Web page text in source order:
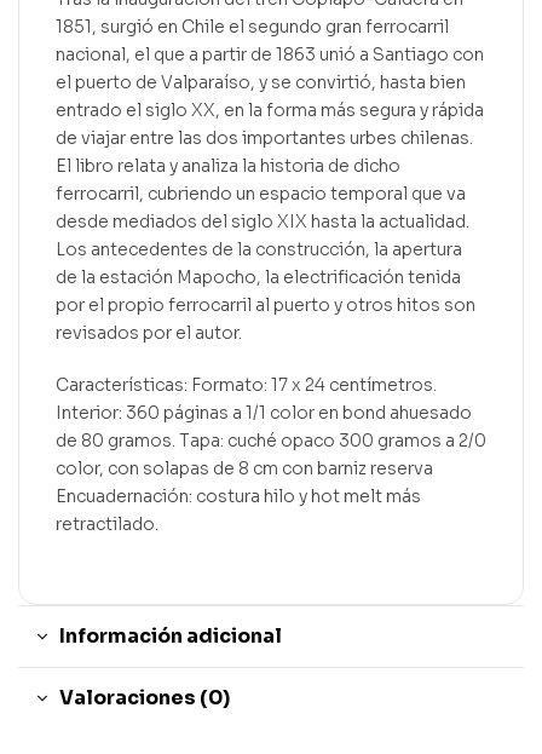
1851, surgió en Chile el segundo gran ferrocarril
nacional, el que a partir de 1863 unió a Santiago con
el puerto de Valparaíso, y se convirtió, hasta bien
entrado el siglo XX, en la forma más segura y rápida
de viajar entre las dos importantes urbes chilenas.
El libro relata y analiza la historia de dicho
ferrocarril, cubriendo un espacio temporal que va
desde mediados del siglo XIX hasta la actualidad.
Los antecedentes de la construcción, la apertura
de la estación Mapocho, la electrificación tenida
por el propio ferrocarril al puerto y otros hitos son
revisados por el autor.
Características: Formato: 17 x 24 centímetros.
Interior: 360 páginas a 1/1 color en bond ahuesado
de 80 gramos. Tapa: cuché opaco 300 gramos a 2/0
color, con solapas de 8 cm con barniz reserva
Encuadernación: costura hilo y hot melt más
retractilado.
Información adicional
Valoraciones (0)